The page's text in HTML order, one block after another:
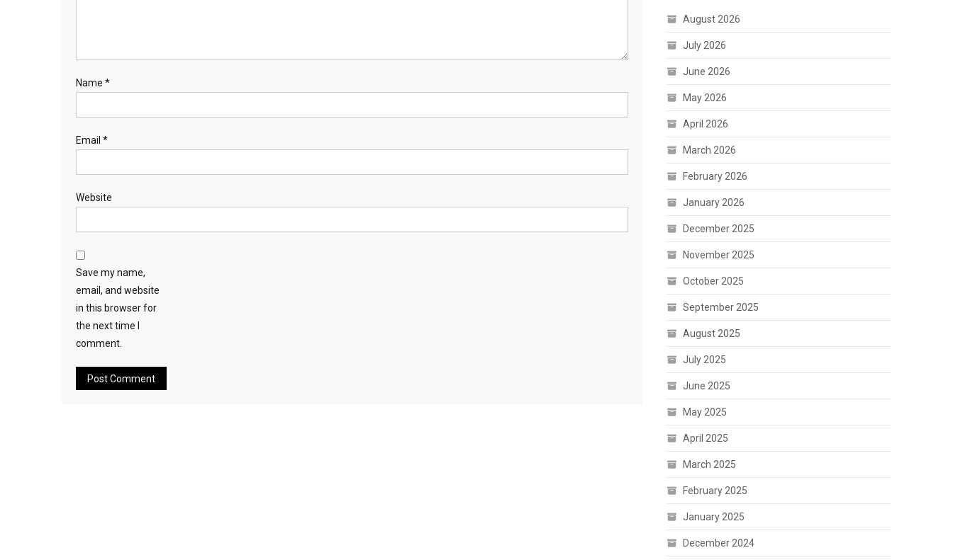
Name *
Email *
Website
Save my name,
email, and website
in this browser for
the next time I
comment.
August 2026
July 2026
June 2026
May 2026
April 2026
March 2026
February 2026
January 2026
December 2025
November 2025
October 2025
September 2025
August 2025
July 2025
June 2025
May 2025
April 2025
March 2025
February 2025
January 2025
December 2024